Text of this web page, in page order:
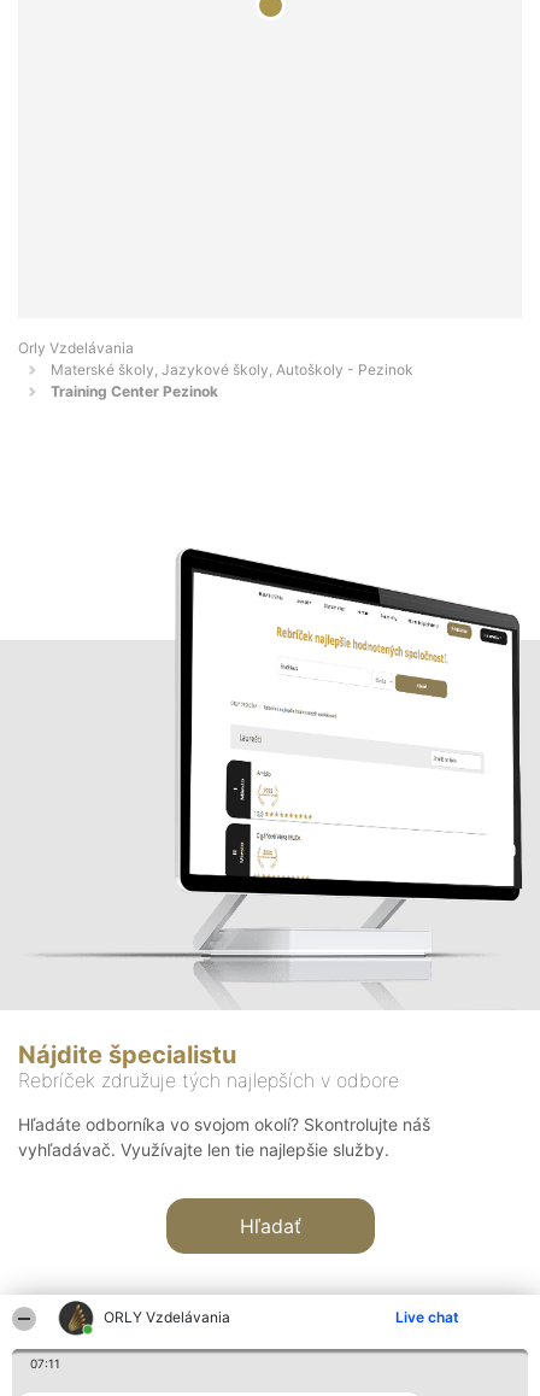
ORLY Vzdelávania Live chat
07:11
Orly Vzdelávania
Materské školy, Jazykové školy, Autoškoly - Pezinok
Training Center Pezinok
Nájdite špecialistu
Rebríček združuje tých najlepších v odbore
Hľadáte odborníka vo svojom okolí? Skontrolujte náš
vyhľadávač. Využívajte len tie najlepšie služby.
Hľadať